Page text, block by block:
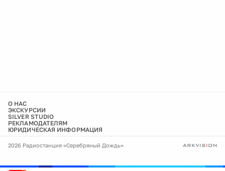
О НАС
ЭКСКУРСИИ
SILVER STUDIO
РЕКЛАМОДАТЕЛЯМ
ЮРИДИЧЕСКАЯ ИНФОРМАЦИЯ
2026 Радиостанция «Серебряный Дождь»